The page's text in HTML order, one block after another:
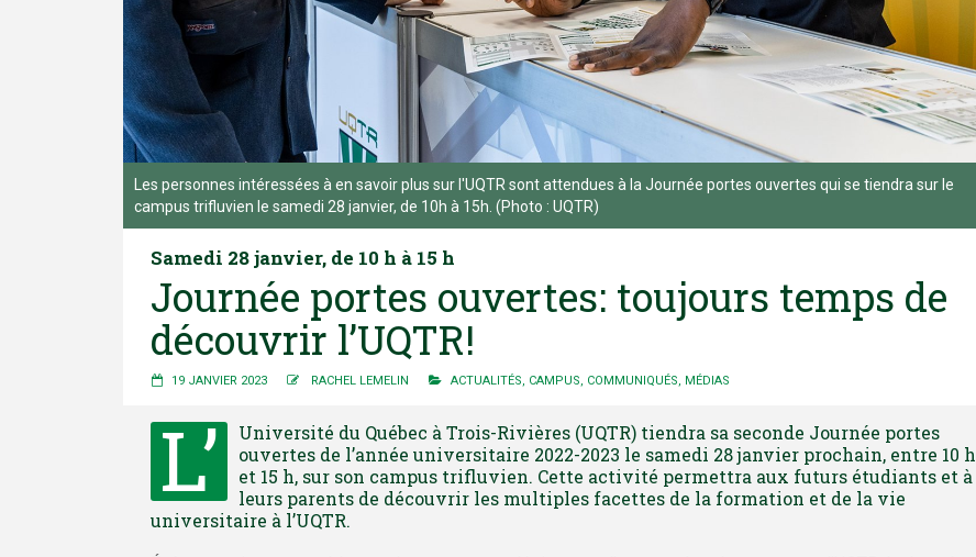
Les personnes intéressées à en savoir plus sur l'UQTR sont attendues à la Journée portes ouvertes qui se tiendra sur le
campus trifluvien le samedi 28 janvier, de 10h à 15h. (Photo : UQTR)
Samedi 28 janvier, de 10 h à 15 h
Journée portes ouvertes: toujours temps de
découvrir l’UQTR!
19 JANVIER 2023 RACHEL LEMELIN ACTUALITÉS, CAMPUS, COMMUNIQUÉS, MÉDIAS
L’
Université du Québec à Trois-Rivières (UQTR) tiendra sa seconde Journée portes
ouvertes de l’année universitaire 2022-2023 le samedi 28 janvier prochain, entre 10 h
et 15 h, sur son campus trifluvien. Cette activité permettra aux futurs étudiants et à
leurs parents de découvrir les multiples facettes de la formation et de la vie
universitaire à l’UQTR.